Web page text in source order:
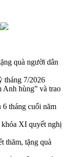
quà người dân
7/2026
Anh hùng” và trao
tháng cuối năm
XI quyết nghị
thăm, tặng quà